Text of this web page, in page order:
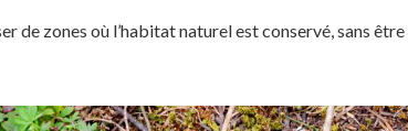
de zones où l’habitat naturel est conservé, sans être